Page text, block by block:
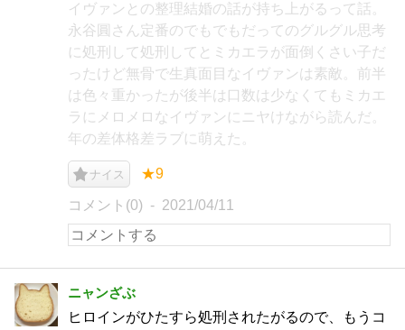
イヴァンとの整理結婚の話が持ち上がるって話。
永谷圓さん定番のでもでもだってのグルグル思考
に処刑して処刑してとミカエラが面倒くさい子だ
ったけど無骨で生真面目なイヴァンは素敵。前半
は色々重かったが後半は口数は少なくてもミカエ
ラにメロメロなイヴァンにニヤけながら読んだ。
年の差体格差ラブに萌えた。
ナイス ★9
コメント(0) 2021/04/11
ニャンざぶ
ヒロインがひたすら処刑されたがるので、もうコ